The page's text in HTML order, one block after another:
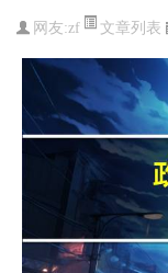
网友:zf 文章列表